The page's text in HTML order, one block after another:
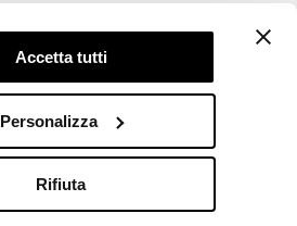
Accetta tutti
Personalizza
Rifiuta